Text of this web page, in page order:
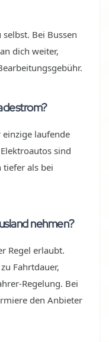
Bei Bussen
dich weiter,
laufende
sind
als bei
nehmen?
Regel erlaubt.
Fahrtdauer,
Regelung. Bei
den Anbieter